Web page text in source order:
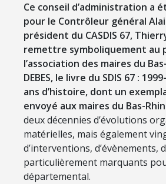
Ce conseil d’administration a
pour le Contrôleur général
président du CASDIS 67,
remettre symboliquement au
l’association des maires du
DEBES, le livre du SDIS 67 :
ans d’histoire, dont un
envoyé aux maires du Bas-
deux décennies d’évolutions
matérielles, mais également
d’interventions, d’évènements,
particulièrement marquants
départemental.